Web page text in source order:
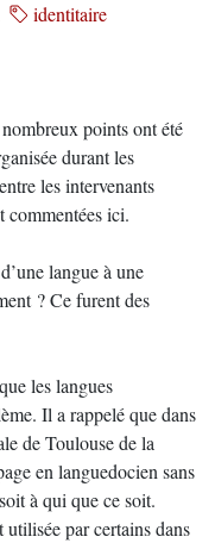
identitaire
points ont été
durant les
les intervenants
commentées ici.
langue à une
? Ce furent des
les langues
Il a rappelé que dans
de Toulouse de la
en languedocien sans
à qui que ce soit.
utilisée par certains dans